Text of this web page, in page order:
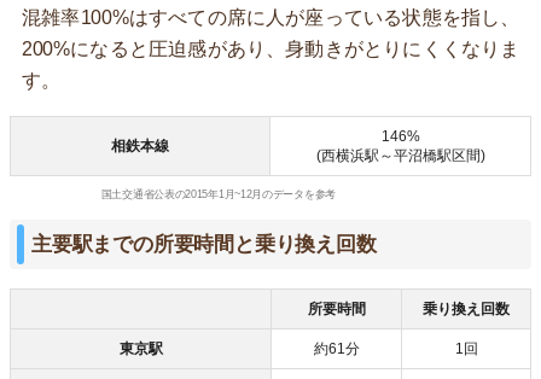
混雑率100%はすべての席に人が座っている状態を指し、
200%になると圧迫感があり、身動きがとりにくくなりま
す。
相鉄本線
146%
(西横浜駅～平沼橋駅区間)
国土交通省公表の2015年1月~12月のデータを参考
主要駅までの所要時間と乗り換え回数
所要時間 乗り換え回数
東京駅 約61分 1回